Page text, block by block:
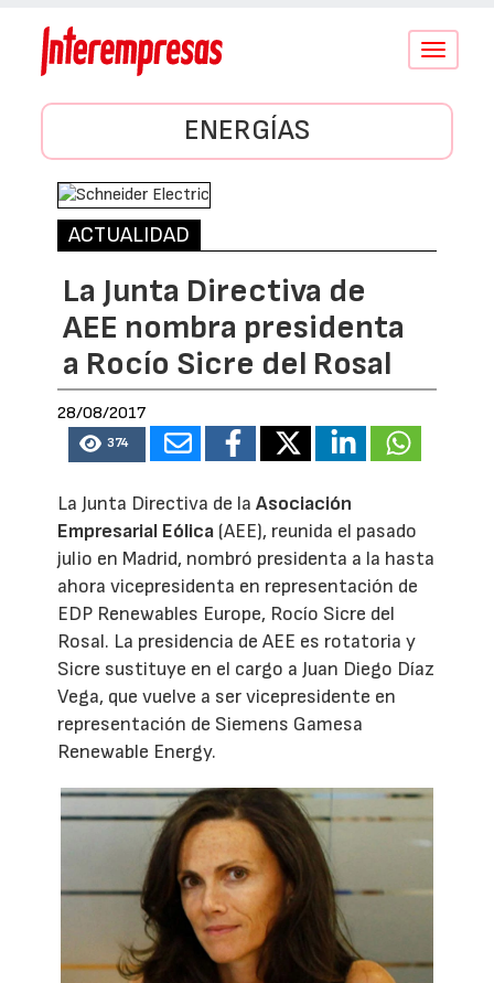
Conmutar
ENERGÍAS
ACTUALIDAD
La Junta Directiva de
AEE nombra presidenta
a Rocío Sicre del Rosal
28/08/2017
374
La Junta Directiva de laAsociación
Empresarial Eólica (AEE), reunida el pasado
julio en Madrid, nombró presidenta a la hasta
ahora vicepresidenta en representación de
EDP Renewables Europe, Rocío Sicre del
Rosal. La presidencia de AEE es rotatoria y
Sicre sustituye en el cargo a Juan Diego Díaz
Vega, que vuelve a ser vicepresidente en
representación de Siemens Gamesa
Renewable Energy.